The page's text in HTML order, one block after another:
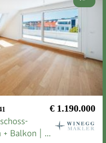
€ 1.190.000
Balkon | 23